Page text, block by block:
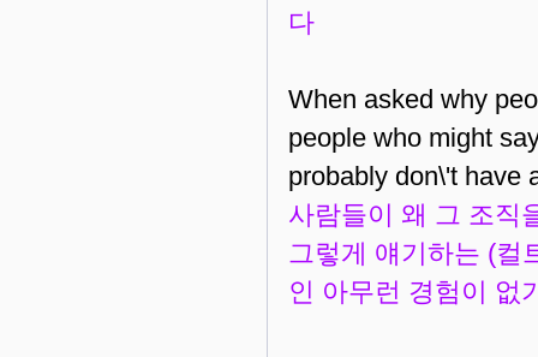
다
When asked why
people who might
probably don\'t have
사람들이 왜 그 조직
그렇게 얘기하는 (컬
인 아무런 경험이 없